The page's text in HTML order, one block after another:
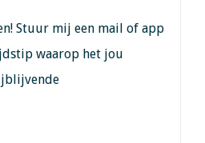
Stuur mij een mail of app
waarop het jou